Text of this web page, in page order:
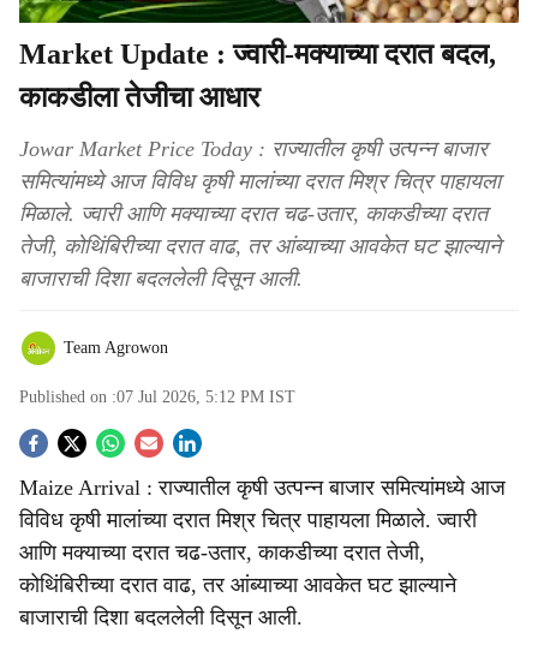
Market Update : ज्वारी-मक्याच्या दरात बदल,
काकडीला तेजीचा आधार
Jowar Market Price Today : राज्यातील कृषी उत्पन्न बाजार
समित्यांमध्ये आज विविध कृषी मालांच्या दरात मिश्र चित्र पाहायला
मिळाले. ज्वारी आणि मक्याच्या दरात चढ-उतार, काकडीच्या दरात
तेजी, कोथिंबिरीच्या दरात वाढ, तर आंब्याच्या आवकेत घट झाल्याने
बाजाराची दिशा बदललेली दिसून आली.
Team Agrowon
Published on :07 Jul 2026, 5:12 PM IST
S
o
c
i
Maize Arrival : राज्यातील कृषी उत्पन्न बाजार समित्यांमध्ये आज
विविध कृषी मालांच्या दरात मिश्र चित्र पाहायला मिळाले. ज्वारी
आणि मक्याच्या दरात चढ-उतार, काकडीच्या दरात तेजी,
कोथिंबिरीच्या दरात वाढ, तर आंब्याच्या आवकेत घट झाल्याने
बाजाराची दिशा बदललेली दिसून आली.